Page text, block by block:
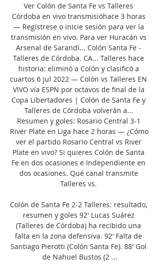
Ver Colón de Santa Fe vs Talleres
Córdoba en vivo transmisióhace 3 horas
— Regístrese o inicie sesión para ver la
transmisión en vivo. Para ver Huracán vs
Arsenal de Sarandí... Colón Santa Fe -
Talleres de Córdoba. CA... Talleres hace
historia: eliminó a Colón y clasificó a
cuartos 6 jul 2022 — Colón vs Talleres EN
VIVO vía ESPN por octavos de final de la
Copa Libertadores | Colón de Santa Fe y
Talleres de Córdoba volverán a...
Resumen y goles: Rosario Central 3-1
River Plate en Liga hace 2 horas — ¿Cómo
ver el partido Rosario Central vs River
Plate en vivo? Si quieres Colón de Santa
Fe en dos ocasiones e Independiente en
dos ocasiones. Qué canal transmite
Talleres vs.
Colón de Santa Fe 2-2 Talleres: resultado,
resumen y goles 92' Lucas Suárez
(Talleres de Córdoba) ha recibido una
falta en la zona defensiva. 92' Falta de
Santiago Pierotti (Colón Santa Fe). 88' Gol
de Nahuel Bustos (2 ...